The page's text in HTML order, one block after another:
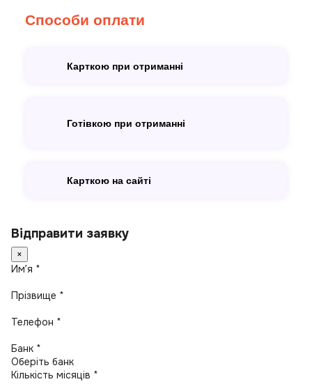
Способи оплати
Карткою при отриманні
Готівкою при отриманні
Карткою на сайті
Відправити заявку
×
Имʼя *
Прізвище *
Телефон *
Банк *
Кількість місяців *